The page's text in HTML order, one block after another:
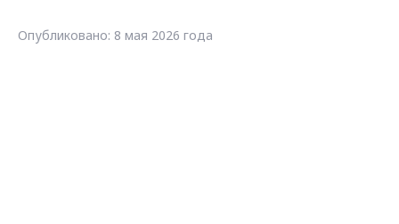
Опубликовано: 8 мая 2026 года